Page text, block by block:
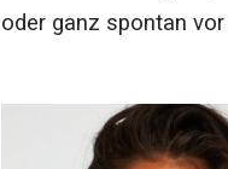
oder ganz spontan